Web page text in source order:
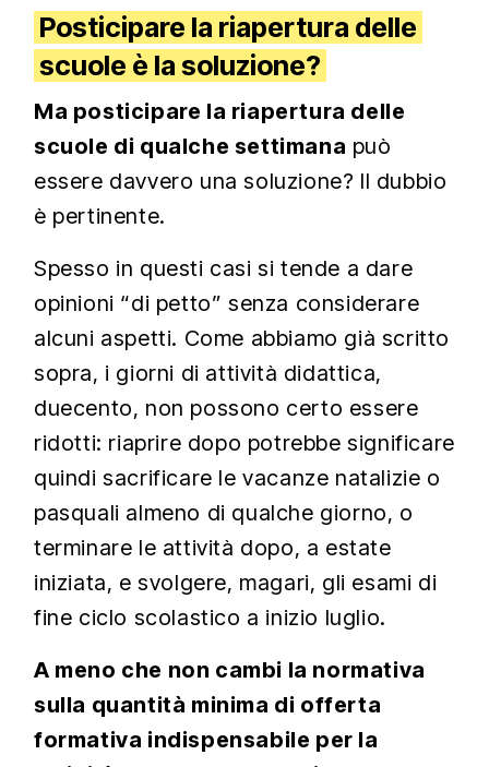
Posticipare la riapertura delle
scuole è la soluzione?
Ma posticipare la riapertura delle
scuole di qualche settimana può
essere davvero una soluzione? Il dubbio
è pertinente.
Spesso in questi casi si tende a dare
opinioni “di petto” senza considerare
alcuni aspetti. Come abbiamo già scritto
sopra, i giorni di attività didattica,
duecento, non possono certo essere
ridotti: riaprire dopo potrebbe significare
quindi sacrificare le vacanze natalizie o
pasquali almeno di qualche giorno, o
terminare le attività dopo, a estate
iniziata, e svolgere, magari, gli esami di
fine ciclo scolastico a inizio luglio.
A meno che non cambi la normativa
sulla quantità minima di offerta
formativa indispensabile per la